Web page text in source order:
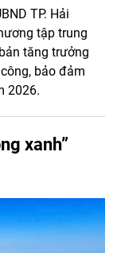
TP. Hải
tập trung
tăng trưởng
bảo đảm
2026.
xanh”